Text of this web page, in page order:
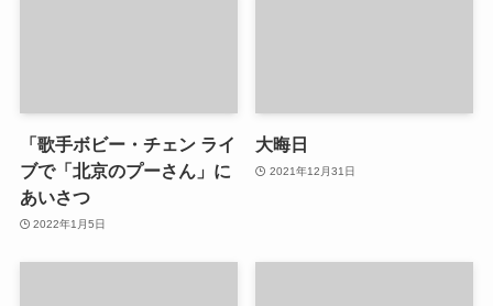
「歌手ボビー・チェン ライ
ブで「北京のプーさん」に
あいさつ
2022年1月5日
大晦日
2021年12月31日